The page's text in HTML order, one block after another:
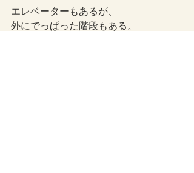
エレベーターもあるが、
外にでっぱった階段もある。